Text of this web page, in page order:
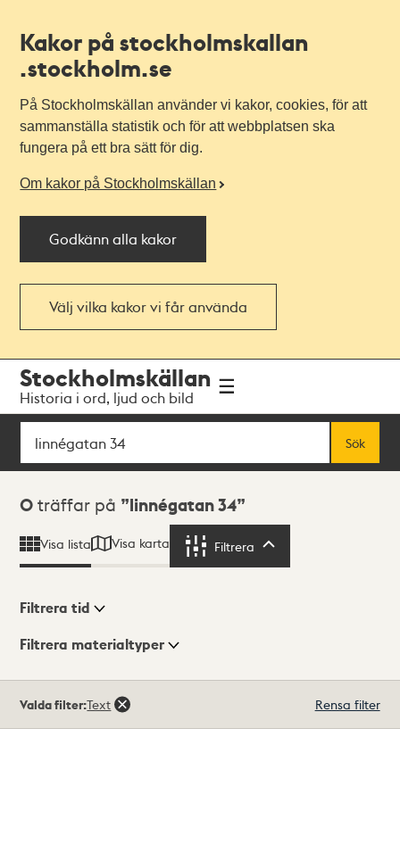
Kakor på stockholmskallan
.stockholm.se
På Stockholmskällan använder vi kakor, cookies, för att
sammanställa statistik och för att webbplatsen ska
fungera på ett bra sätt för dig.
Om kakor på Stockholmskällan
Godkänn alla kakor
Välj vilka kakor vi får använda
navigationen
huvudinnehållet
Stockholmskällan
Historia i ord, ljud och bild
Sök
Sök
Sökresultat
0 träffar på linnégatan 34
Visa lista Visa karta Filtrera
Visningsläge
Filtrera tid
Filtrera materialtyper
träffar
Valda filter:Text Rensa filter